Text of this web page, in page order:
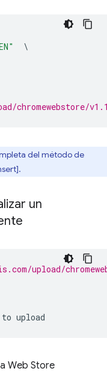
\
chromewebstore/
del método de
un
upload/
upload
Web Store